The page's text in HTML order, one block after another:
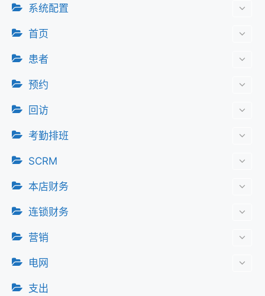
系统配置
首页
患者
预约
回访
考勤排班
SCRM
本店财务
连锁财务
营销
电网
支出